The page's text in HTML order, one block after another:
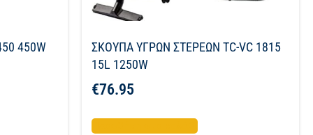
450W
ΣΚΟΥΠΑ ΥΓΡΩΝ ΣΤΕΡΕΩΝ TC-VC 1815
15L 1250W
€76.95